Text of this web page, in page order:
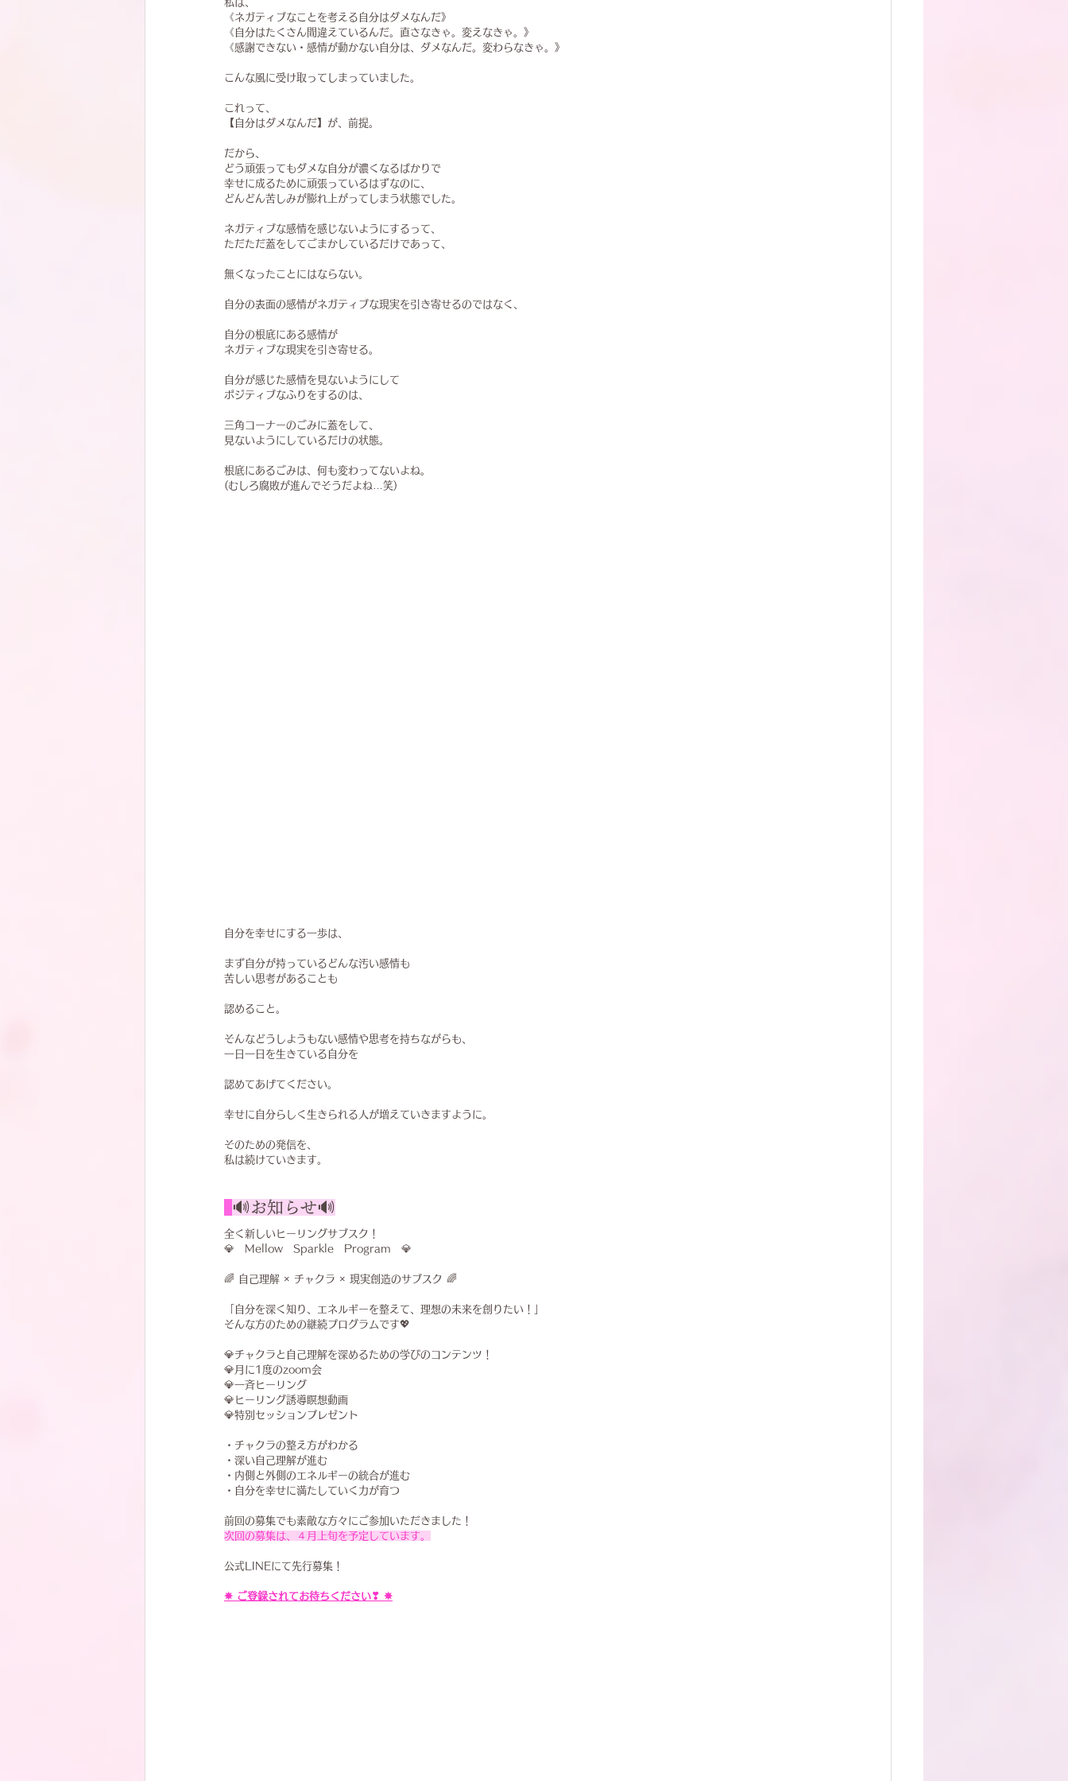
私は、
《ネガティブなことを考える自分はダメなんだ》
《自分はたくさん間違えているんだ。直さなきゃ。変えなきゃ。》
《感謝できない・感情が動かない自分は、ダメなんだ。変わらなきゃ。》
こんな風に受け取ってしまっていました。
これって、
【自分はダメなんだ】が、前提。
だから、
どう頑張ってもダメな自分が濃くなるばかりで
幸せに成るために頑張っているはずなのに、
どんどん苦しみが膨れ上がってしまう状態でした。
ネガティブな感情を感じないようにするって、
ただただ蓋をしてごまかしているだけであって、
無くなったことにはならない。
自分の表面の感情がネガティブな現実を引き寄せるのではなく、
自分の根底にある感情が
ネガティブな現実を引き寄せる。
自分が感じた感情を見ないようにして
ポジティブなふりをするのは、
三角コーナーのごみに蓋をして、
見ないようにしているだけの状態。
根底にあるごみは、何も変わってないよね。
(むしろ腐敗が進んでそうだよね…笑)
自分を幸せにする一歩は、
まず自分が持っているどんな汚い感情も
苦しい思考があることも
認めること。
そんなどうしようもない感情や思考を持ちながらも、
一日一日を生きている自分を
認めてあげてください。
幸せに自分らしく生きられる人が増えていきますように。
そのための発信を、
私は続けていきます。
🔊お知らせ🔊
全く新しいヒーリングサブスク！
💎　Mellow　Sparkle　Program　💎
🌈 自己理解 × チャクラ × 現実創造のサブスク 🌈
「自分を深く知り、エネルギーを整えて、理想の未来を創りたい！」
そんな方のための継続プログラムです💖
💎チャクラと自己理解を深めるための学びのコンテンツ！
💎月に1度のzoom会
💎一斉ヒーリング
💎ヒーリング誘導瞑想動画
💎特別セッションプレゼント
・チャクラの整え方がわかる
・深い自己理解が進む
・内側と外側のエネルギーの統合が進む
・自分を幸せに満たしていく力が育つ
前回の募集でも素敵な方々にご参加いただきました！
次回の募集は、４月上旬を予定しています。
公式LINEにて先行募集！
✵ ご登録されてお待ちください❣ ✵